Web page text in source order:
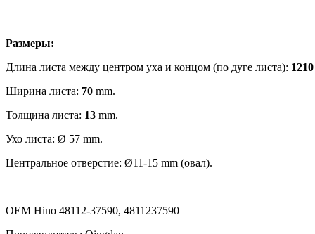
Размеры:
Длина листа между центром уха и концом (по дуге листа):
Ширина листа: 70 mm.
Толщина листа: 13 mm.
Ухо листа: Ø 57 mm.
Центральное отверстие: Ø11-15 mm (овал).
OEM Hino 48112-37590, 4811237590